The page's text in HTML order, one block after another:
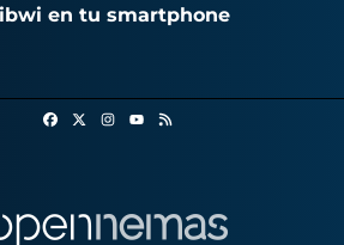
en tu smartphone
FacebookInstagram